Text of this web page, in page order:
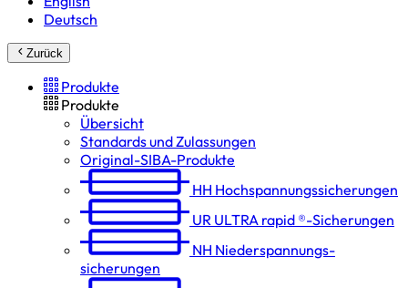
Deutsch
Zurück
Produkte
Produkte
Übersicht
Standards und Zulassungen
Original-SIBA-Produkte
HH Hochspannungs­sicherungen
UR ULTRA rapid ®-Sicherungen
NH Niederspannungs­
sicherungen